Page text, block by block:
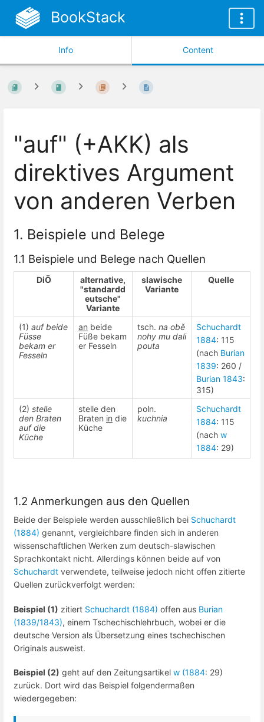
BookStack
Info Content
"auf" (+AKK) als
direktives Argument
von anderen Verben
1. Beispiele und Belege
1.1 Beispiele und Belege nach Quellen
DiÖ
alternative,
"standardd
eutsche"
Variante
slawische
Variante
Quelle
(1) auf beide
Füsse
bekam er
Fesseln
an beide
Füße bekam
er Fesseln
tsch. na obě
nohy mu dali
pouta
Schuchardt
1884: 115
(nach Burian
1839: 260 /
Burian 1843:
315)
(2) stelle
den Braten
auf die
Küche
stelle den
Braten in die
Küche
poln.
kuchnia
Schuchardt
1884: 115
(nach w
1884: 29)
1.2 Anmerkungen aus den Quellen
Beide der Beispiele werden ausschließlich bei Schuchardt
(1884) genannt, vergleichbare finden sich in anderen
wissenschaftlichen Werken zum deutsch-slawischen
Sprachkontakt nicht. Allerdings können beide auf von
Schuchardt verwendete, teilweise jedoch nicht offen zitierte
Quellen zurückverfolgt werden:
Beispiel (1) zitiert Schuchardt (1884) offen aus Burian
(1839/1843), einem Tschechischlehrbuch, wobei er die
deutsche Version als Übersetzung eines tschechischen
Originals ausweist.
Beispiel (2) geht auf den Zeitungsartikel w (1884: 29)
zurück. Dort wird das Beispiel folgendermaßen
wiedergegeben: